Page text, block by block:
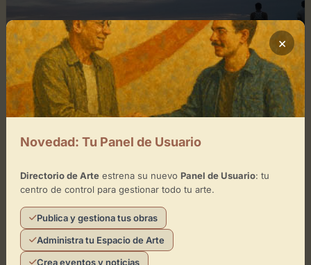
abril 5, 2026 0
La Puntilla
Un Faro de Creación en el Paseo MarítimoLa Puntilla
se erige como un espacio fundamental para el arte
contemporáneo en Las Palmas de Gran Canaria,...
Directorio de Arte
×
Novedad: Tu Panel de Usuario
Directorio de Arteestrena su nuevo Panel de Usuario: tu
centro de control para gestionar todo tu arte.
Publica y gestiona tus obras
Administra tu Espacio de Arte
Crea eventos y noticias